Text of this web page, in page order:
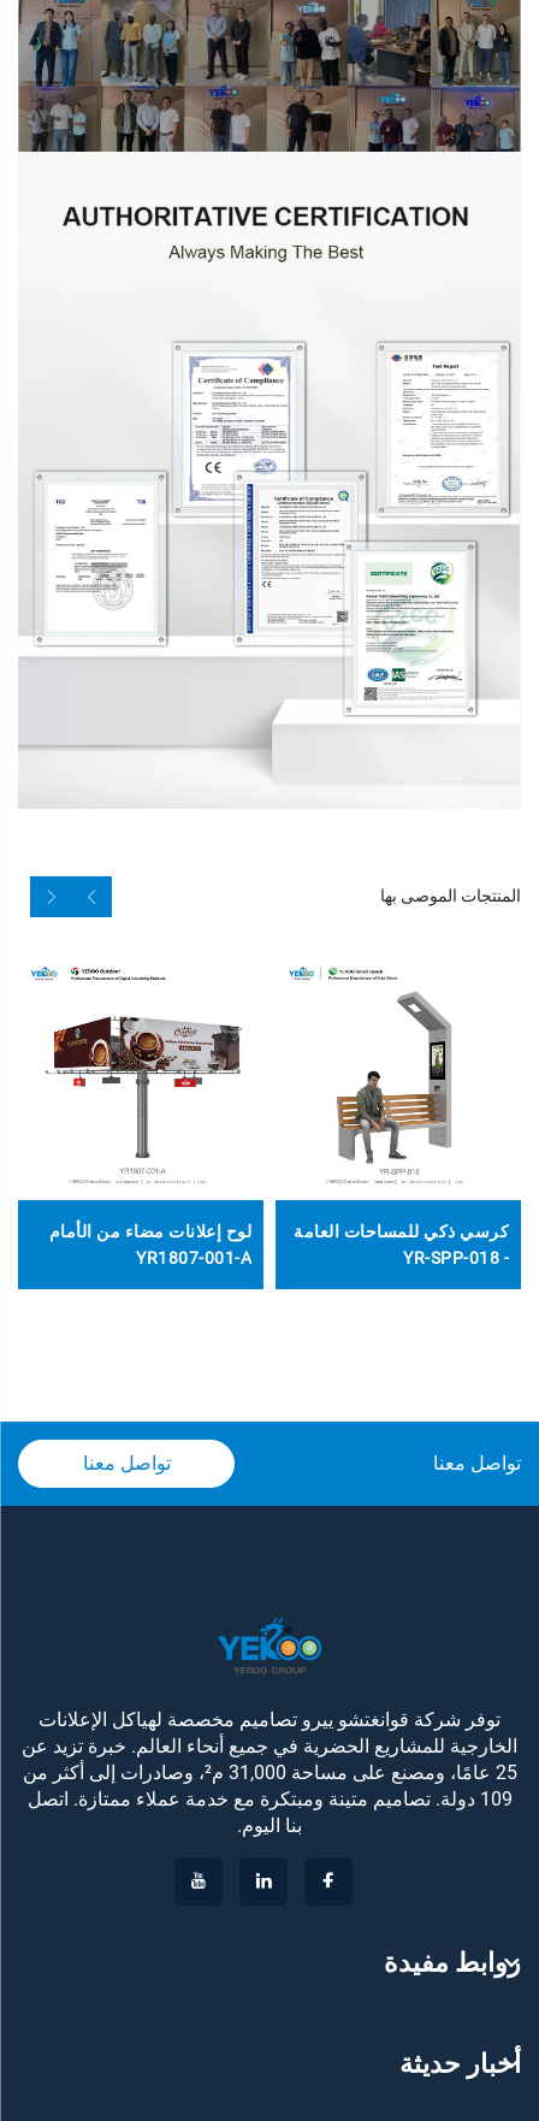
المنتجات الموصى بها
كرسي ذكي للمساحات العامة
- YR-SPP-018
لوح إعلانات مضاء من الأمام
YR1807-001-A
تواصل معنا تواصل معنا
توفر شركة قوانغتشو ييرو تصاميم مخصصة لهياكل الإعلانات
الخارجية للمشاريع الحضرية في جميع أنحاء العالم. خبرة تزيد عن
25 عامًا، ومصنع على مساحة 31,000 م²، وصادرات إلى أكثر من
109 دولة. تصاميم متينة ومبتكرة مع خدمة عملاء ممتازة. اتصل
بنا اليوم.
روابط مفيدة
أخبار حديثة